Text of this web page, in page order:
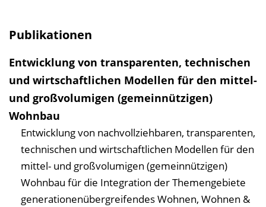
Publikationen
Entwicklung von transparenten, technischen
und wirtschaftlichen Modellen für den mittel-
und großvolumigen (gemeinnützigen)
Wohnbau
Entwicklung von nachvollziehbaren, transparenten,
technischen und wirtschaftlichen Modellen für den
mittel- und großvolumigen (gemeinnützigen)
Wohnbau für die Integration der Themengebiete
generationenübergreifendes Wohnen, Wohnen &